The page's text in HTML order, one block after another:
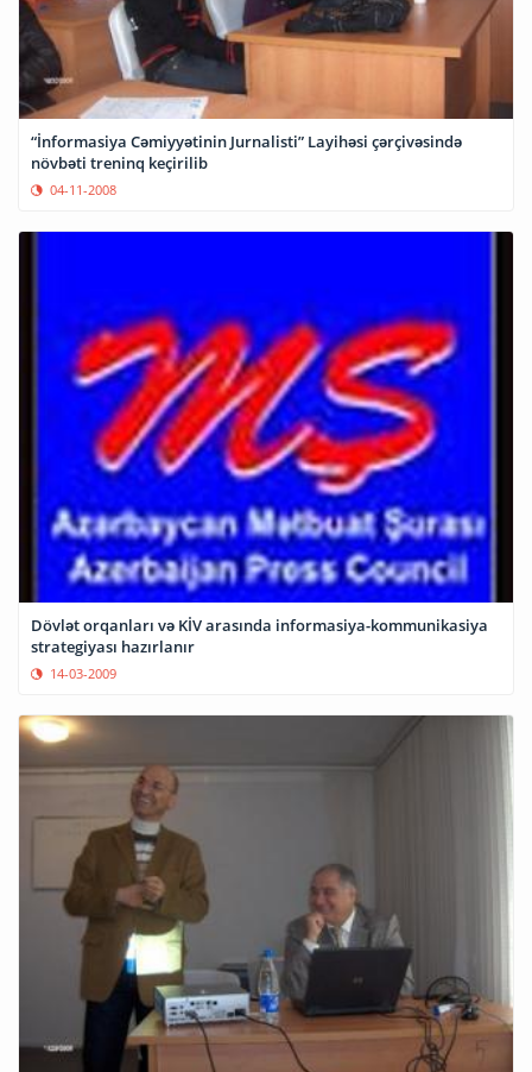
“İnformasiya Cəmiyyətinin Jurnalisti” Layihəsi çərçivəsində
növbəti treninq keçirilib
04-11-2008
Dövlət orqanları və KİV arasında informasiya-kommunikasiya
strategiyası hazırlanır
14-03-2009